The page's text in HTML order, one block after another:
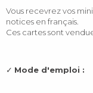
Vous recevrez vos
notices en français.
Ces cartes sont
✓ Mode d'emploi :